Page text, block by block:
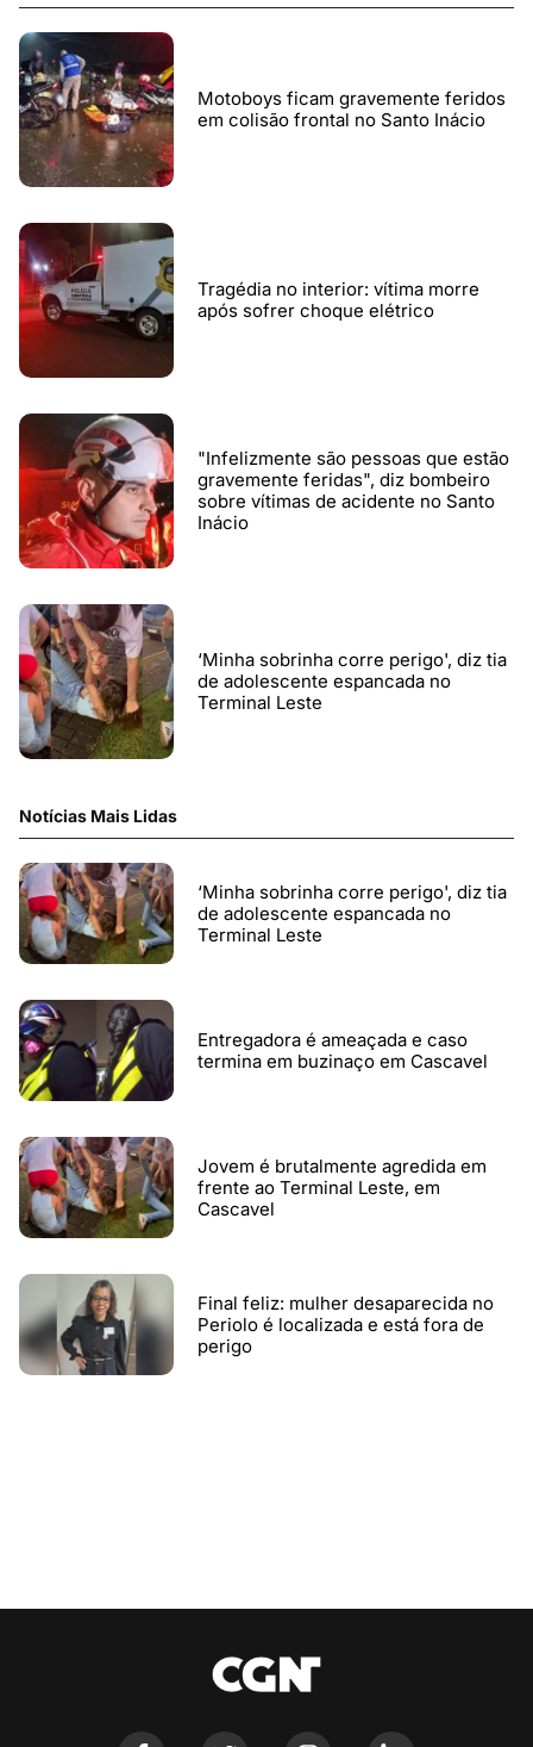
Motoboys ficam gravemente feridos
em colisão frontal no Santo Inácio
Tragédia no interior: vítima morre
após sofrer choque elétrico
"Infelizmente são pessoas que estão
gravemente feridas", diz bombeiro
sobre vítimas de acidente no Santo
Inácio
‘Minha sobrinha corre perigo', diz tia
de adolescente espancada no
Terminal Leste
Notícias Mais Lidas
‘Minha sobrinha corre perigo', diz tia
de adolescente espancada no
Terminal Leste
Entregadora é ameaçada e caso
termina em buzinaço em Cascavel
Jovem é brutalmente agredida em
frente ao Terminal Leste, em
Cascavel
Final feliz: mulher desaparecida no
Periolo é localizada e está fora de
perigo